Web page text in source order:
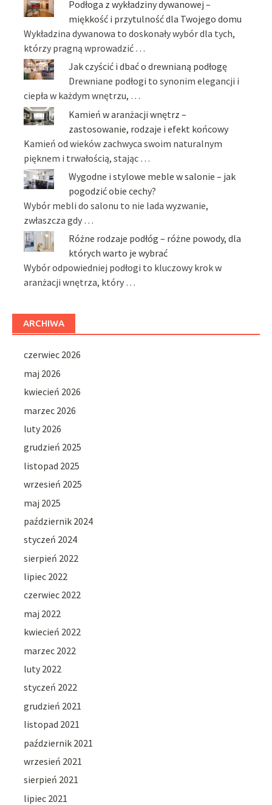
Podłoga z wykładziny dywanowej –
miękkość i przytulność dla Twojego domu
Wykładzina dywanowa to doskonały wybór dla tych,
którzy pragną wprowadzić …
Jak czyścić i dbać o drewnianą podłogę
Drewniane podłogi to synonim elegancji i
ciepła w każdym wnętrzu, …
Kamień w aranżacji wnętrz –
zastosowanie, rodzaje i efekt końcowy
Kamień od wieków zachwyca swoim naturalnym
pięknem i trwałością, stając …
Wygodne i stylowe meble w salonie – jak
pogodzić obie cechy?
Wybór mebli do salonu to nie lada wyzwanie,
zwłaszcza gdy …
Różne rodzaje podłóg – różne powody, dla
których warto je wybrać
Wybór odpowiedniej podłogi to kluczowy krok w
aranżacji wnętrza, który …
ARCHIWA
czerwiec 2026
maj 2026
kwiecień 2026
marzec 2026
luty 2026
grudzień 2025
listopad 2025
wrzesień 2025
maj 2025
październik 2024
styczeń 2024
sierpień 2022
lipiec 2022
czerwiec 2022
maj 2022
kwiecień 2022
marzec 2022
luty 2022
styczeń 2022
grudzień 2021
listopad 2021
październik 2021
wrzesień 2021
sierpień 2021
lipiec 2021